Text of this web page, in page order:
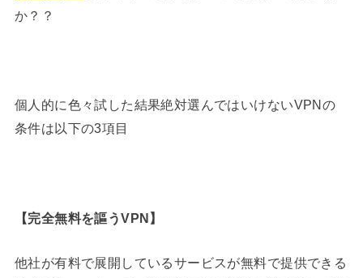
か？？
個人的に色々試した結果絶対選んではいけないVPNの
条件は以下の3項目
【完全無料を謳うVPN】
他社が有料で展開しているサービスが無料で提供できる